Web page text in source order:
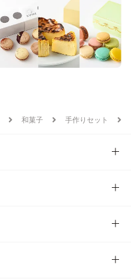
和菓子 手作りセット